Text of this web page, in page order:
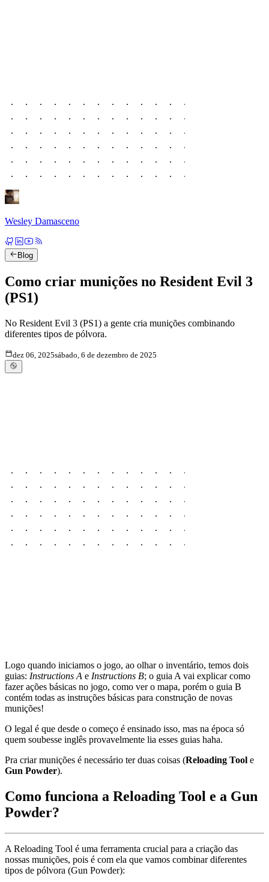
Wesley Damasceno
Blog
Como criar munições no Resident Evil 3
(PS1)
No Resident Evil 3 (PS1) a gente cria munições combinando
diferentes tipos de pólvora.
dez 06, 2025sábado, 6 de dezembro de 2025
Logo quando iniciamos o jogo, ao olhar o inventário, temos dois
guias: Instructions A e Instructions B; o guia A vai explicar como
fazer ações básicas no jogo, como ver o mapa, porém o guia B
contém todas as instruções básicas para construção de novas
munições!
O legal é que desde o começo é ensinado isso, mas na época só
quem soubesse inglês provavelmente lia esses guias haha.
Pra criar munições é necessário ter duas coisas (Reloading Tool e
Gun Powder).
Como funciona a Reloading Tool e a Gun
Powder?
A Reloading Tool é uma ferramenta crucial para a criação das
nossas munições, pois é com ela que vamos combinar diferentes
tipos de pólvora (Gun Powder):